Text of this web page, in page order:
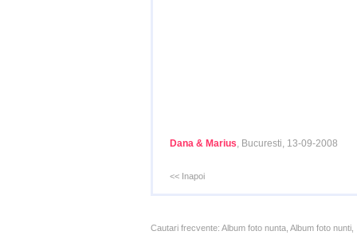
Dana & Marius, Bucuresti, 13-09-2008
<< Inapoi
Cautari frecvente: Album foto nunta, Album foto